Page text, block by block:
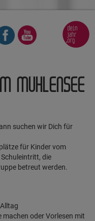
MÜHLENSEE
suchen wir Dich für
für Kinder vom
die
betreut werden.
machen oder Vorlesen mit